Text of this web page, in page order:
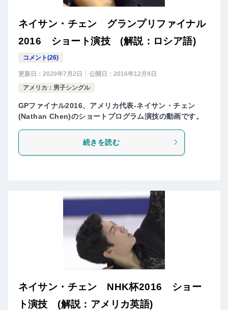
ネイサン・チェン グランプリファイナル
2016 ショート演技 (解説：ロシア語)
コメント(26)
更新日： 2020年7月2日 公開日： 2016年12月9日
アメリカ：男子シングル
GPファイナル2016、アメリカ代表-ネイサン・チェン
(Nathan Chen)のショートプログラム演技の動画です。
続きを読む
ネイサン・チェン NHK杯2016 ショー
ト演技 (解説：アメリカ英語)